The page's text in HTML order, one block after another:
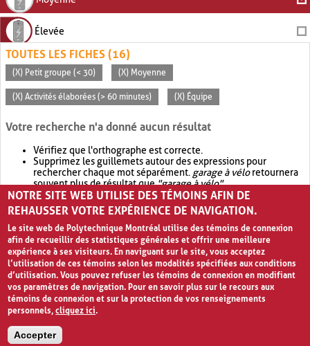
Élevée
TOUTES LES FICHES (16)
(X) Petit groupe (< 30) (X) Moyenne
(X) Activités élaborées (> 60 minutes) (X) Équipe
Votre recherche n'a donné aucun résultat
Vérifiez que l'orthographe est correcte.
Supprimez les guillemets autour des expressions pour
rechercher chaque mot séparément. garage à véloretournera
souvent plus de résultat que"garage à vélo".
Envisagez d'élargir votre recherche avec OR.garage OR vélo
retournera souvent plus de résultat quegarage à vélo
NOTRE SITE WEB UTILISE DES TÉMOINS AFIN DE
REHAUSSER VOTRE EXPÉRIENCE DE NAVIGATION.
Le site web de Polytechnique Montréal utilise des témoins de connexion
afin de recueillir des statistiques générales et offrir une meilleure
expérience à ses visiteurs. En naviguant sur le site, vous acceptez
l’utilisation de ces témoins selon les modalités spécifiées aux conditions
d’utilisation. Vous pouvez refuser les témoins de connexion en modifiant
vos paramètres de navigation. Pour en savoir plus sur le recours aux
témoins de connexion et sur la protection de vos renseignements
personnels,cliquez ici.
Accepter